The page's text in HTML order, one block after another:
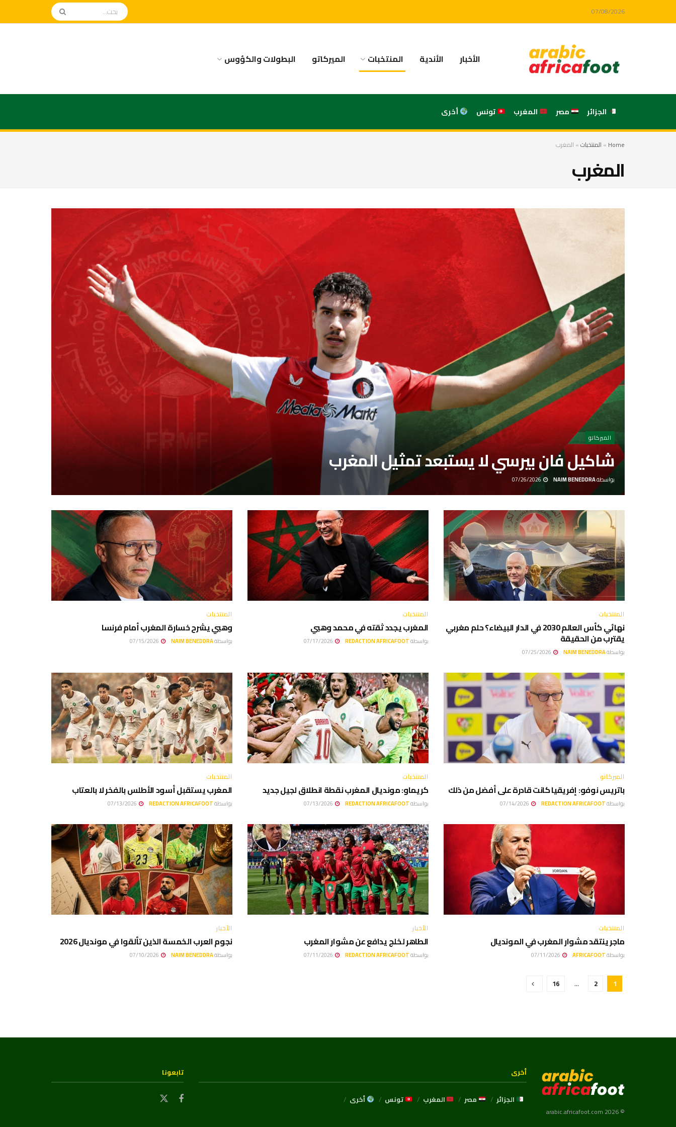
07/08/2026
الأخبار الأندية المنتخبات الميركاتو البطولات والكؤوس
الجزائر مصر المغرب تونس أخرى
Home
» المنتخبات» المغرب
المغرب
الميركاتو
شاكيل فان بيرسي لا يستبعد تمثيل المغرب
بواسطةNAIM BENEDDRA
المنتخبات
نهائي كأس العالم 2030 في الدار البيضاء؟ حلم مغربي
يقترب من الحقيقة
بواسطةNAIM BENEDDRA
المنتخبات
المغرب يجدد ثقته في محمد وهبي
بواسطةREDACTION AFRICAFOOT
المنتخبات
وهبي يشرح خسارة المغرب أمام فرنسا
بواسطةNAIM BENEDDRA
الميركاتو
باتريس نوفو: إفريقيا كانت قادرة على أفضل من ذلك
بواسطةREDACTION AFRICAFOOT
المنتخبات
كريماو: مونديال المغرب نقطة انطلاق لجيل جديد
بواسطةREDACTION AFRICAFOOT
المنتخبات
المغرب يستقبل أسود الأطلس بالفخر لا بالعتاب
بواسطةREDACTION AFRICAFOOT
المنتخبات
ماجر ينتقد مشوار المغرب في المونديال
بواسطةAFRICAFOOT
الأخبار
الطاهر لخلج يدافع عن مشوار المغرب
بواسطةREDACTION AFRICAFOOT
الأخبار
نجوم العرب الخمسة الذين تألقوا في مونديال 2026
بواسطةNAIM BENEDDRA
1
2
…
16
© 2026 arabic.africafoot.com
أخرى
الجزائر مصر المغرب تونس أخرى
تابعونا